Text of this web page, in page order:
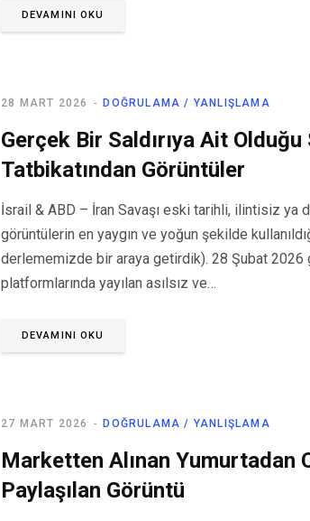
DEVAMINI OKU
DOĞRULAMA / YANLIŞLAMA
28 MART 2026
Gerçek Bir Saldırıya Ait Olduğu
Tatbikatından Görüntüler
İsrail & ABD – İran Savaşı eski tarihli, ilintisiz ya
görüntülerin en yaygın ve yoğun şekilde
derlememizde bir araya getirdik). 28 Şubat 2026
platformlarında yayılan asılsız ve…
DEVAMINI OKU
DOĞRULAMA / YANLIŞLAMA
27 MART 2026
Marketten Alınan Yumurtadan
Paylaşılan Görüntü